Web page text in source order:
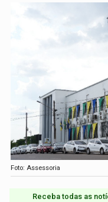
Foto: Assessoria
Receba todas as